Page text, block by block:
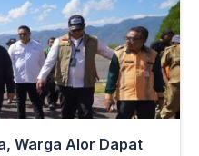
Warga Alor Dapat